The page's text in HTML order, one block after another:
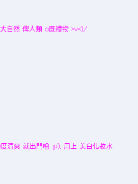
自然 俾人類 o既禮物 >v<)/
清爽 就出門嚕 :p), 用上 美白化妝水